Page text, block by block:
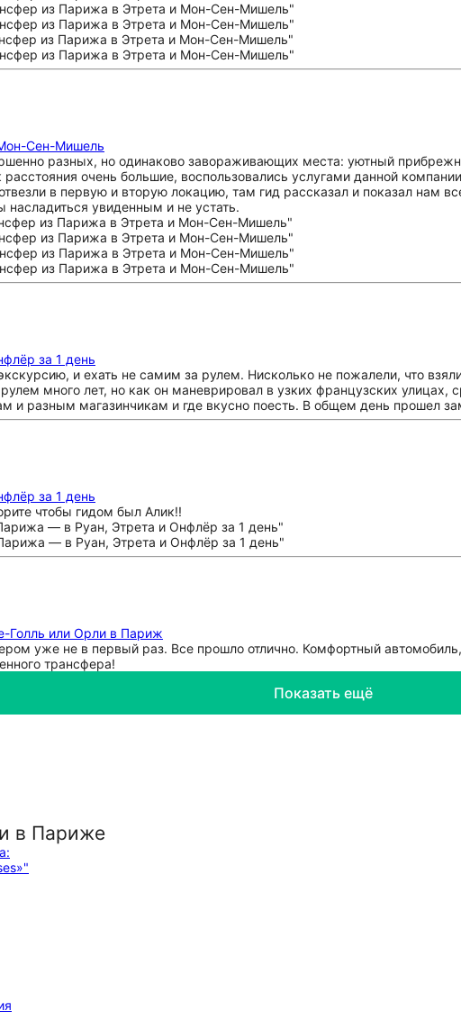
Сен-Мишель
разных, но одинаково завораживающих места: уютный
расстояния очень большие, воспользовались услугами данной
в первую и вторую локацию, там гид рассказал и показал нам
насладиться увиденным и не устать.
за 1 день
и ехать не самим за рулем. Нисколько не пожалели, что
много лет, но как он маневрировал в узких французских
и разным магазинчикам и где вкусно поесть. В общем день прошел
за 1 день
чтобы гидом был Алик!!
Голль или Орли в Париж
уже не в первый раз. Все прошло отлично. Комфортный
трансфера!
Показать ещё
в Париже